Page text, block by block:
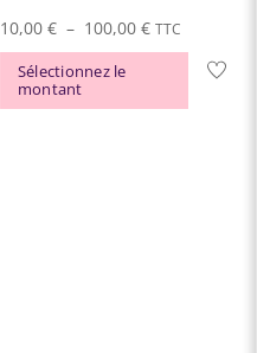
10,00 € – 100,00 €Plage
de
TTC
Sélectionnez le
montant
Ce